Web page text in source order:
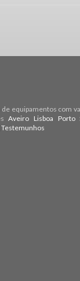
de equipamentos com
Aveiro Lisboa Porto
Testemunhos